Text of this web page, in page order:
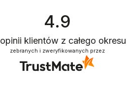
4.9
opinii klientów z całego okresu
zebranych i zweryfikowanych przez